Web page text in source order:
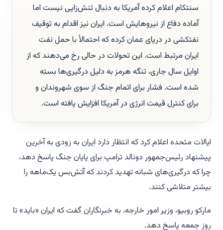
سنتکام اعلام کرده آمریکا به دنبال تنش‌زایی نیست اما
آماده دفاع از نیروهایش است. ایران نیز اقدام به توقیف
نفتکشی در دریای عمان کرده که احتمالاً با حمل نفت
ایران مرتبط است. این تحولات در حالی رخ می‌دهند که از
اوایل سال جاری، تنگه هرمز به دلیل درگیری‌ها بسته
شده است. فشار برای اتمام جنگ از سوی شهروندان و
برای کنترل قیمت انرژی در آمریکا افزایش یافته است.
ایالات متحده اعلام کرد که انتظار دارد ایران به زودی به آخرین
پیشنهاد رئیس‌جمهور دونالد ترامپ برای پایان جنگ پاسخ دهد،
چرا که درگیری‌های شبانه تهدید کردند که آتش‌بس یک‌ماهه را
بیشتر متلاشی کنند.
مارکو روبیو، وزیر امور خارجه، به خبرنگاران گفت که ایران «باید» تا
روز جمعه پاسخ دهد.